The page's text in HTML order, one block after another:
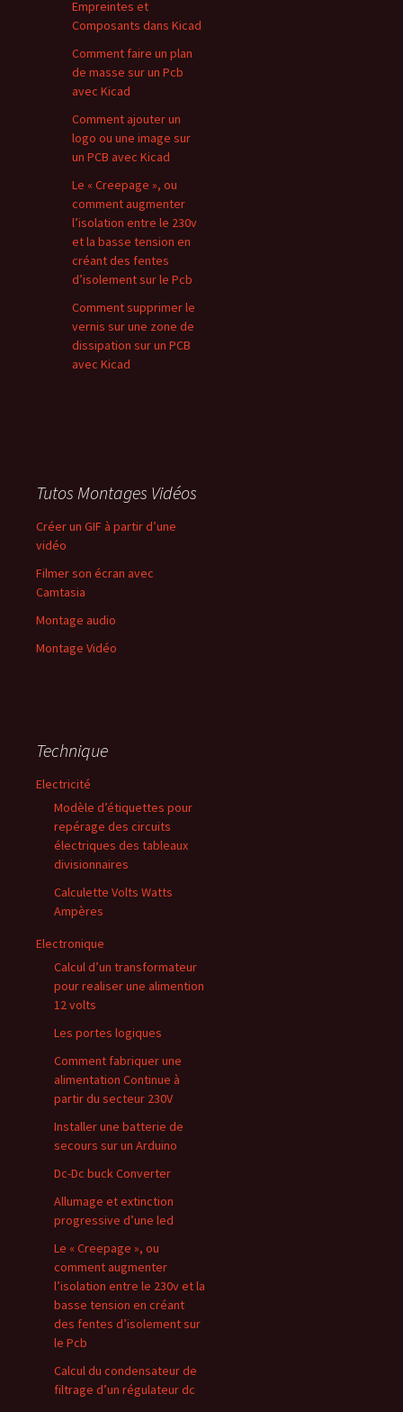
Empreintes et
Composants dans Kicad
Comment faire un plan
de masse sur un Pcb
avec Kicad
Comment ajouter un
logo ou une image sur
un PCB avec Kicad
Le « Creepage », ou
comment augmenter
l’isolation entre le 230v
et la basse tension en
créant des fentes
d’isolement sur le Pcb
Comment supprimer le
vernis sur une zone de
dissipation sur un PCB
avec Kicad
Tutos Montages Vidéos
Créer un GIF à partir d’une
vidéo
Filmer son écran avec
Camtasia
Montage audio
Montage Vidéo
Technique
Electricité
Modèle d’étiquettes pour
repérage des circuits
électriques des tableaux
divisionnaires
Calculette Volts Watts
Ampères
Electronique
Calcul d’un transformateur
pour realiser une alimention
12 volts
Les portes logiques
Comment fabriquer une
alimentation Continue à
partir du secteur 230V
Installer une batterie de
secours sur un Arduino
Dc-Dc buck Converter
Allumage et extinction
progressive d’une led
Le « Creepage », ou
comment augmenter
l’isolation entre le 230v et la
basse tension en créant
des fentes d’isolement sur
le Pcb
Calcul du condensateur de
filtrage d’un régulateur dc